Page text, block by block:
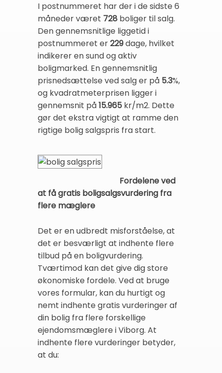
I postnummeret har der i de sidste 6
måneder været 728 boliger til salg.
Den gennemsnitlige liggetid i
postnummeret er229dage, hvilket
indikerer en sund og aktiv
boligmarked. En gennemsnitlig
prisnedsættelse ved salg er på 5.3%,
og kvadratmeterprisen ligger i
gennemsnit på15.965 kr/m2. Dette
gør det ekstra vigtigt at ramme den
rigtige bolig salgspris fra start.
Fordelene ved
at få gratis boligsalgsvurdering fra
flere mæglere
Det er en udbredt misforståelse, at
det er besværligt at indhente flere
tilbud på en boligvurdering.
Tværtimod kan det give dig store
økonomiske fordele. Ved at bruge
vores formular, kan du hurtigt og
nemt indhente gratis vurderinger af
din bolig fra flere forskellige
ejendomsmæglere i Viborg. At
indhente flere vurderinger betyder,
at du: